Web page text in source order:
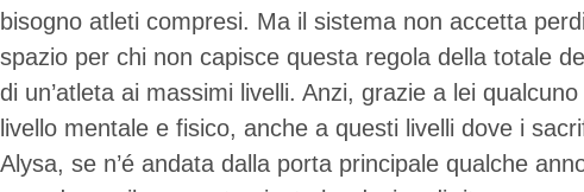
bisogno atleti compresi. Ma il sistema non accetta
spazio per chi non capisce questa regola della totale
di un’atleta ai massimi livelli. Anzi, grazie a lei
livello mentale e fisico, anche a questi livelli dove i
Alysa, se n’é andata dalla porta principale qualche